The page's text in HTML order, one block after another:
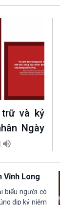
và kỷ
Ngày
Vĩnh Long
biểu người có
dịp kỷ niệm